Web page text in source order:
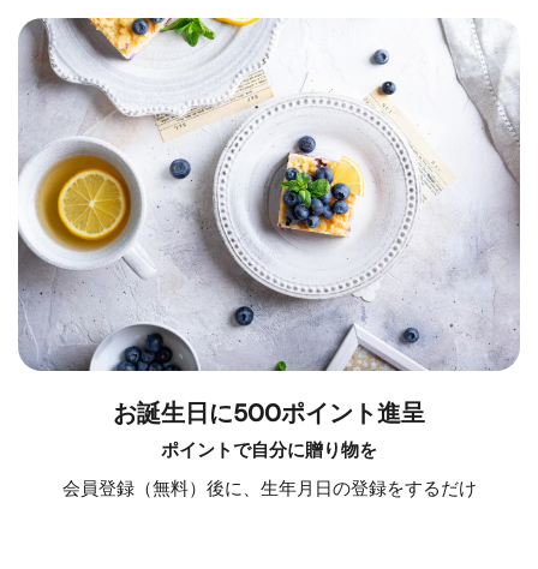
お誕生日に500ポイント進呈
ポイントで自分に贈り物を
会員登録（無料）後に、生年月日の登録をするだけ